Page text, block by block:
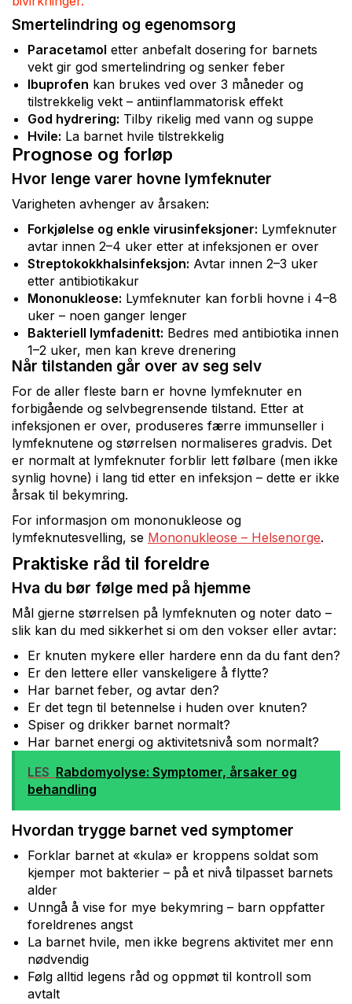
Smertelindring og egenomsorg
Paracetamol etter anbefalt dosering for barnets
vekt gir god smertelindring og senker feber
Ibuprofen kan brukes ved over 3 måneder og
tilstrekkelig vekt – antiinflammatorisk effekt
God hydrering: Tilby rikelig med vann og suppe
Hvile: La barnet hvile tilstrekkelig
Prognose og forløp
Hvor lenge varer hovne lymfeknuter
Varigheten avhenger av årsaken:
Forkjølelse og enkle virusinfeksjoner: Lymfeknuter
avtar innen 2–4 uker etter at infeksjonen er over
Streptokokkhalsinfeksjon: Avtar innen 2–3 uker
etter antibiotikakur
Mononukleose: Lymfeknuter kan forbli hovne i 4–8
uker – noen ganger lenger
Bakteriell lymfadenitt: Bedres med antibiotika innen
1–2 uker, men kan kreve drenering
Når tilstanden går over av seg selv
For de aller fleste barn er hovne lymfeknuter en
forbigående og selvbegrensende tilstand. Etter at
infeksjonen er over, produseres færre immunseller i
lymfeknutene og størrelsen normaliseres gradvis. Det
er normalt at lymfeknuter forblir lett følbare (men ikke
synlig hovne) i lang tid etter en infeksjon – dette er ikke
årsak til bekymring.
For informasjon om mononukleose og
lymfeknutesvelling, se Mononukleose – Helsenorge.
Praktiske råd til foreldre
Hva du bør følge med på hjemme
Mål gjerne størrelsen på lymfeknuten og noter dato –
slik kan du med sikkerhet si om den vokser eller avtar:
Er knuten mykere eller hardere enn da du fant den?
Er den lettere eller vanskeligere å flytte?
Har barnet feber, og avtar den?
Er det tegn til betennelse i huden over knuten?
Spiser og drikker barnet normalt?
Har barnet energi og aktivitetsnivå som normalt?
LES Rabdomyolyse: Symptomer, årsaker og
behandling
Hvordan trygge barnet ved symptomer
Forklar barnet at «kula» er kroppens soldat som
kjemper mot bakterier – på et nivå tilpasset barnets
alder
Unngå å vise for mye bekymring – barn oppfatter
foreldrenes angst
La barnet hvile, men ikke begrens aktivitet mer enn
nødvendig
Følg alltid legens råd og oppmøt til kontroll som
avtalt